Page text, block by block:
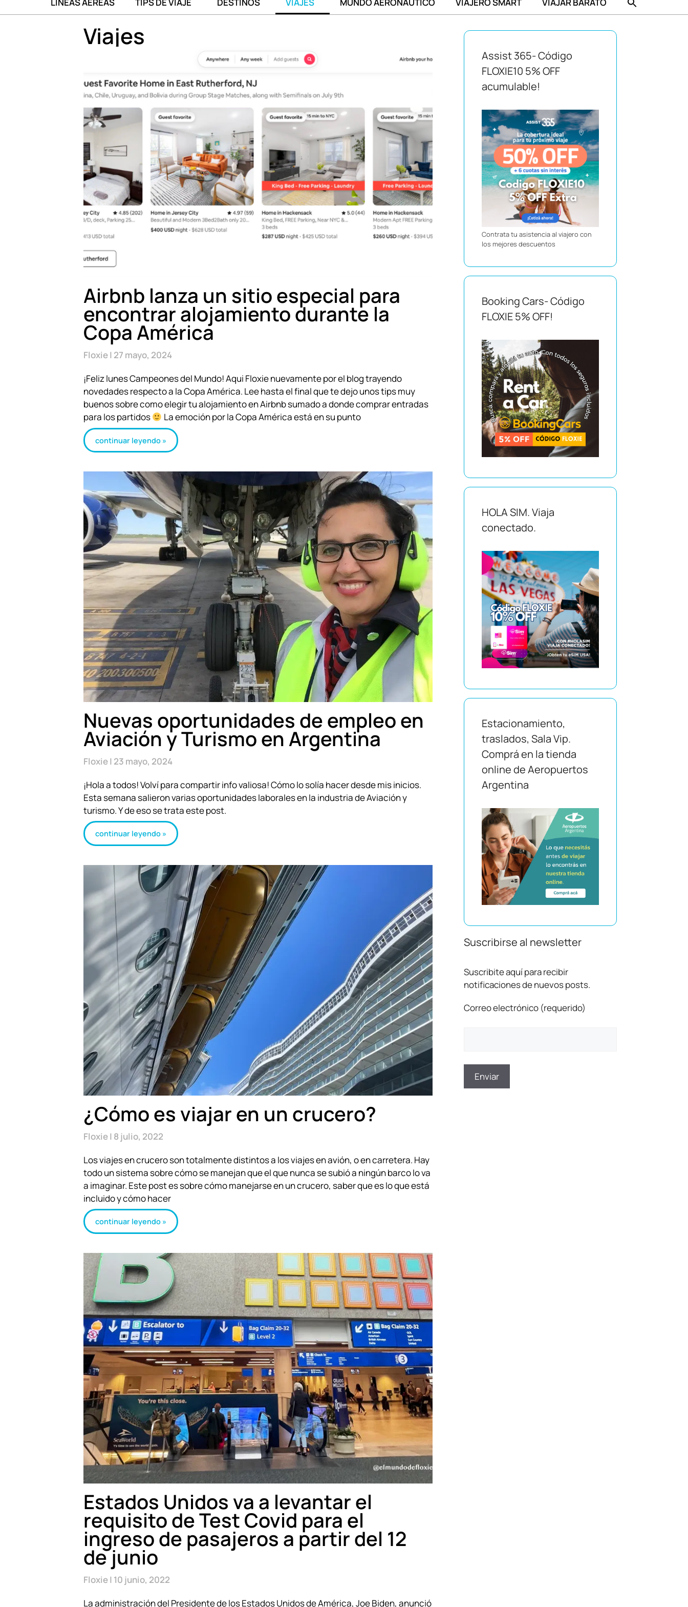
Assist 365- Código
FLOXIE10 5% OFF
acumulable!
Contrata tu asistencia al viajero con
los mejores descuentos
Booking Cars- Código
FLOXIE 5% OFF!
HOLA SIM. Viaja
conectado.
Estacionamiento,
traslados, Sala Vip.
Comprá en la tienda
online de Aeropuertos
Argentina
Suscribirse al newsletter
Suscribite aquí para recibir
notificaciones de nuevos posts.
Correo electrónico (requerido)
Viajes
Airbnb lanza un sitio especial para
encontrar alojamiento durante la
Copa América
Floxie 27 mayo, 2024
¡Feliz lunes Campeones del Mundo! Aqui Floxie nuevamente por el blog trayendo
novedades respecto a la Copa América. Lee hasta el final que te dejo unos tips muy
buenos sobre como elegir tu alojamiento en Airbnb sumado a donde comprar entradas
para los partidos
La emoción por la Copa América está en su punto
continuar leyendo »
Nuevas oportunidades de empleo en
Aviación y Turismo en Argentina
Floxie 23 mayo, 2024
¡Hola a todos! Volví para compartir info valiosa! Cómo lo solía hacer desde mis inicios.
Esta semana salieron varias oportunidades laborales en la industria de Aviación y
turismo. Y de eso se trata este post.
continuar leyendo »
¿Cómo es viajar en un crucero?
Floxie 8 julio, 2022
Los viajes en crucero son totalmente distintos a los viajes en avión, o en carretera. Hay
todo un sistema sobre cómo se manejan que el que nunca se subió a ningún barco lo va
a imaginar. Este post es sobre cómo manejarse en un crucero, saber que es lo que está
incluido y cómo hacer
continuar leyendo »
Estados Unidos va a levantar el
requisito de Test Covid para el
ingreso de pasajeros a partir del 12
de junio
Floxie 10 junio, 2022
La administración del Presidente de los Estados Unidos de América, Joe Biden, anunció